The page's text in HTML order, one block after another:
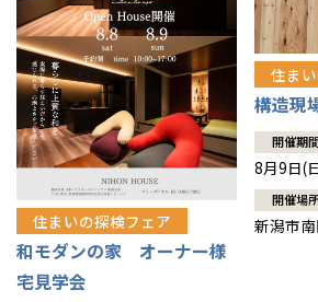
住まいの探検フェア
和モダンの家 オーナー様
宅見学会
住ま
構造現
開催期
8月9日(
開催場
新潟市